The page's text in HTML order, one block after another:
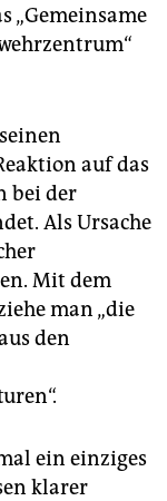
„Gemeinsame
auf das
bei der
Als Ursache
Mit dem
man „die
den
ein einziges
klarer